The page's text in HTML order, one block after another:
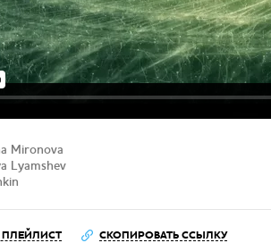
Mironova
Lyamshev
ПЛЕЙЛИСТ СКОПИРОВАТЬ ССЫЛКУ